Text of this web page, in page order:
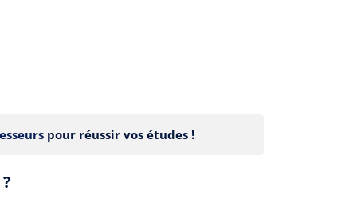
pour réussir vos études !